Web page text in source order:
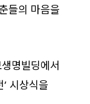
들의 마음을
명빌딩에서
시상식을